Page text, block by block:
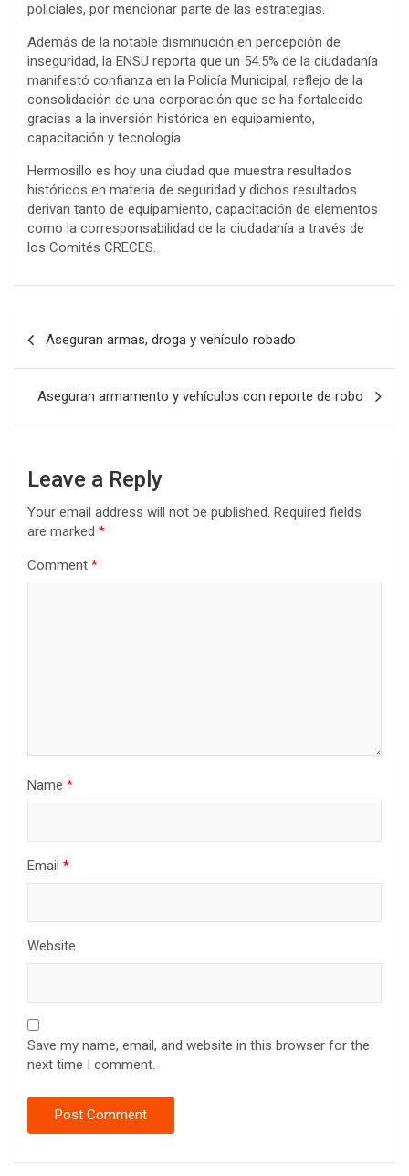
policiales, por mencionar parte de las estrategias.
Además de la notable disminución en percepción de
inseguridad, la ENSU reporta que un 54.5% de la ciudadanía
manifestó confianza en la Policía Municipal, reflejo de la
consolidación de una corporación que se ha fortalecido
gracias a la inversión histórica en equipamiento,
capacitación y tecnología.
Hermosillo es hoy una ciudad que muestra resultados
históricos en materia de seguridad y dichos resultados
derivan tanto de equipamiento, capacitación de elementos
como la corresponsabilidad de la ciudadanía a través de
los Comités CRECES.
navigation
Aseguran armas, droga y vehículo robado
Aseguran armamento y vehículos con reporte de robo
Leave a Reply
Your email address will not be published. Required fields
are marked *
Comment *
Name *
Email *
Website
Save my name, email, and website in this browser for the
next time I comment.